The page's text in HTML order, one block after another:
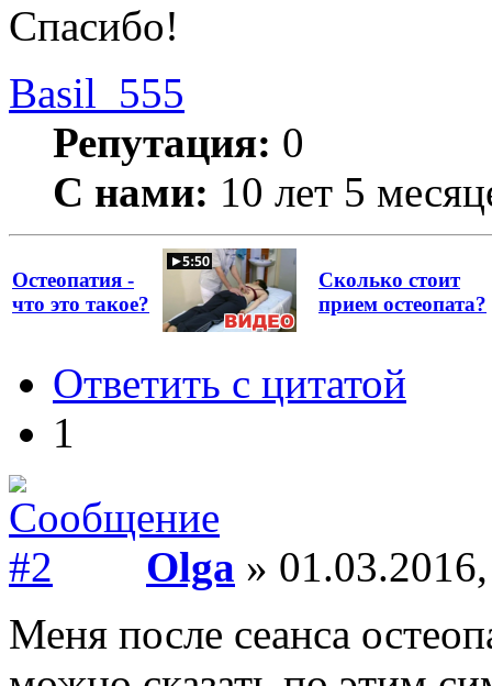
Спасибо!
Basil_555
Репутация: 0
С нами: 10 лет 5
Остеопатия -
что это такое?
Сколько стоит
прием остеопата?
Ответить с цитатой
1
Olga »
Меня после сеанса